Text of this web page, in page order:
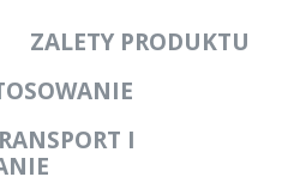
ZALETY PRODUKTU
I